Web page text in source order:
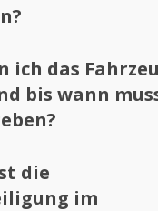
ich das
bis wann
die
im